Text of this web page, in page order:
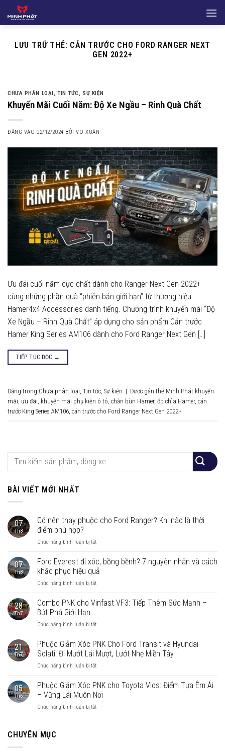
qua
dungLƯU TRỮ THẺ: CẢN TRƯỚC CHO FORD RANGER NEXT
GEN 2022+
CHƯA PHÂN LOẠI, TIN TỨC, SỰ KIỆN
Khuyến Mãi Cuối Năm: Độ Xe Ngầu – Rinh Quà Chất
ĐĂNG VÀO02/12/2024 BỞIVÕ XUÂN
Ưu đãi cuối năm cực chất dành cho Ranger Next Gen 2022+
cùng những phần quà “phiên bản giới hạn” từ thương hiệu
Hamer4x4 Accessories danh tiếng. Chương trình khuyến mãi “Độ
Xe Ngầu – Rinh Quà Chất” áp dụng cho sản phẩm Cản trước
Hamer King Series AM106 dành cho Ford Ranger Next Gen […]
TIẾP TỤC ĐỌC →
Đăng trong Chưa phân loại, Tin tức, Sự kiện | Được gắn thẻ Minh Phát khuyến
mãi, ưu đãi, khuyến mãi phụ kiện ô tô, chắn bùn Hamer, ốp chìa Hamer, cản
trước King Series AM106, cản trước cho Ford Ranger Next Gen 2022+
BÀI VIẾT MỚI NHẤT
07
Th8
Có nên thay phuộc cho Ford Ranger? Khi nào là thời
điểm phù hợp?
Chức năng bình luận bị tắtở
nên
thay
phuộc
cho
Ranger?
là
điểm
phù
07
Th8
Ford Everest đi xóc, bồng bềnh? 7 nguyên nhân và cách
khắc phục hiệu quả
Chức năng bình luận bị tắtở
Everest
bồng
7
nguyên
nhân
và
khắc
phục
28
Th7
Combo PNK cho Vinfast VF3: Tiếp Thêm Sức Mạnh –
Bứt Phá Giới Hạn
Chức năng bình luận bị tắtở
PNK
cho
Vinfast
VF3:
Thêm
Sức
–
21
Th7
Phuộc Giảm Xóc PNK Cho Ford Transit và Hyundai
Solati: Đi Mướt Lái Mượt, Lướt Nhẹ Miền Tây
Chức năng bình luận bị tắtở
Giảm
Xóc
PNK
Cho
05
Th6
Phuộc Giảm Xóc PNK cho Toyota Vios: Điểm Tựa Êm Ái
– Vững Lái Muôn Nơi
Chức năng bình luận bị tắtở
CHUYÊN MỤC